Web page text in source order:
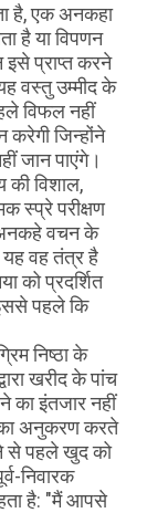
है, एक अनकहा
है या विपणन
इसे प्राप्त करने
वस्तु उम्मीद के
विफल नहीं
करेगी जिन्होंने
जान पाएंगे।
की विशाल,
स्प्रे परीक्षण
अनकहे वचन के
वह तंत्र है
को प्रदर्शित
पहले कि
निष्ठा के
खरीद के पांच
का इंतजार नहीं
का अनुकरण करते
से पहले खुद को
निवारक
है: "मैं आपसे